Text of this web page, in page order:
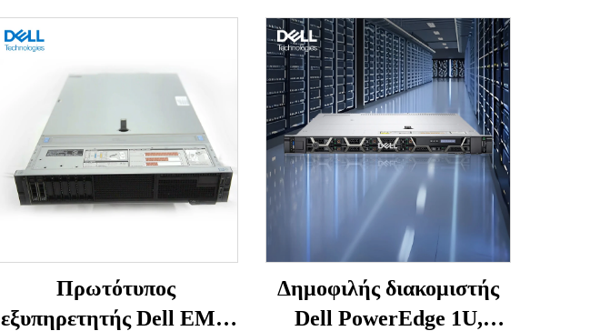
Πρωτότυπος
εξυπηρετητής Dell EMC
Δημοφιλής διακομιστής
Dell PowerEdge 1U,